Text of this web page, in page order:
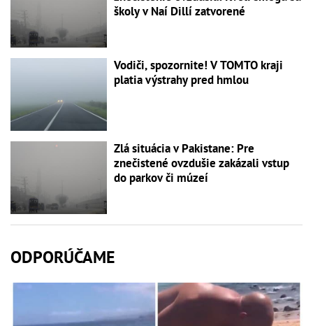
školy v Naí Dillí zatvorené
Vodiči, spozornite! V TOMTO kraji
platia výstrahy pred hmlou
Zlá situácia v Pakistane: Pre
znečistené ovzdušie zakázali vstup
do parkov či múzeí
ODPORÚČAME